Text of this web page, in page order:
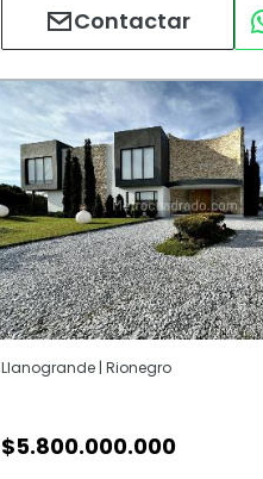
Contactar
Llanogrande | Rionegro
$5.800.000.000